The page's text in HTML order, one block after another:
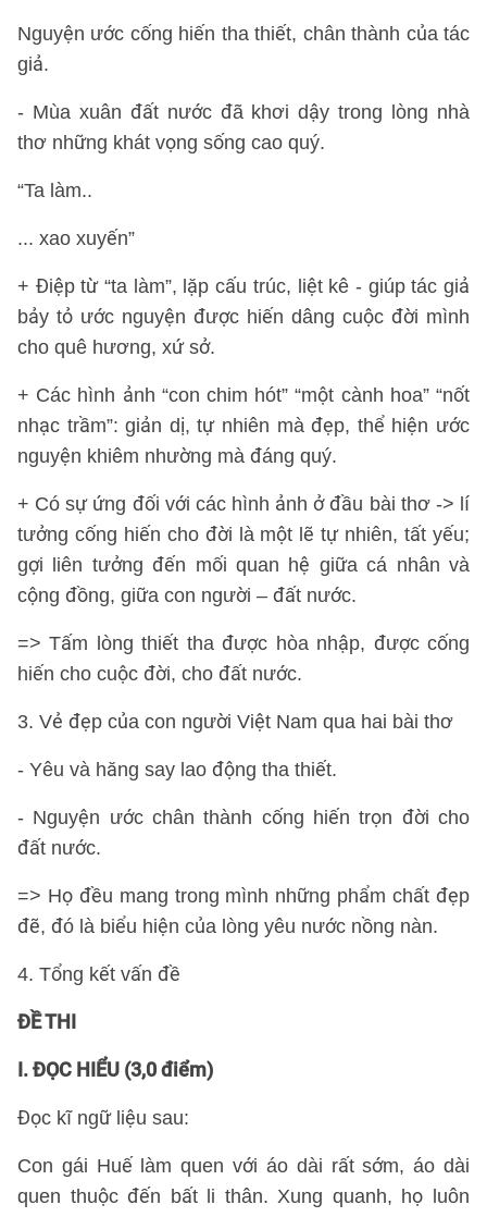
Nguyện ước cống hiến tha thiết, chân thành của tác
giả.
- Mùa xuân đất nước đã khơi dậy trong lòng nhà
thơ những khát vọng sống cao quý.
“Ta làm..
... xao xuyến”
+ Điệp từ “ta làm”, lặp cấu trúc, liệt kê - giúp tác giả
bảy tỏ ước nguyện được hiến dâng cuộc đời mình
cho quê hương, xứ sở.
+ Các hình ảnh “con chim hót” “một cành hoa” “nốt
nhạc trầm”: giản dị, tự nhiên mà đẹp, thể hiện ước
nguyện khiêm nhường mà đáng quý.
+ Có sự ứng đối với các hình ảnh ở đầu bài thơ -> lí
tưởng cống hiến cho đời là một lẽ tự nhiên, tất yếu;
gợi liên tưởng đến mối quan hệ giữa cá nhân và
cộng đồng, giữa con người – đất nước.
=> Tấm lòng thiết tha được hòa nhập, được cống
hiến cho cuộc đời, cho đất nước.
3. Vẻ đẹp của con người Việt Nam qua hai bài thơ
- Yêu và hăng say lao động tha thiết.
- Nguyện ước chân thành cống hiến trọn đời cho
đất nước.
=> Họ đều mang trong mình những phẩm chất đẹp
đẽ, đó là biểu hiện của lòng yêu nước nồng nàn.
4. Tổng kết vấn đề
ĐỀ THI
I. ĐỌC HIỂU (3,0 điểm)
Đọc kĩ ngữ liệu sau:
Con gái Huế làm quen với áo dài rất sớm, áo dài
quen thuộc đến bất li thân. Xung quanh, họ luôn